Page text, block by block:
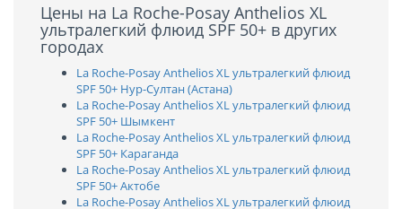
Цены на La Roche-Posay Anthelios XL
ультралегкий флюид SPF 50+ в других
городах
La Roche-Posay Anthelios XL ультралегкий флюид
SPF 50+ Нур-Султан (Астана)
La Roche-Posay Anthelios XL ультралегкий флюид
SPF 50+ Шымкент
La Roche-Posay Anthelios XL ультралегкий флюид
SPF 50+ Караганда
La Roche-Posay Anthelios XL ультралегкий флюид
SPF 50+ Актобе
La Roche-Posay Anthelios XL ультралегкий флюид